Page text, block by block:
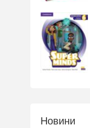
Новини